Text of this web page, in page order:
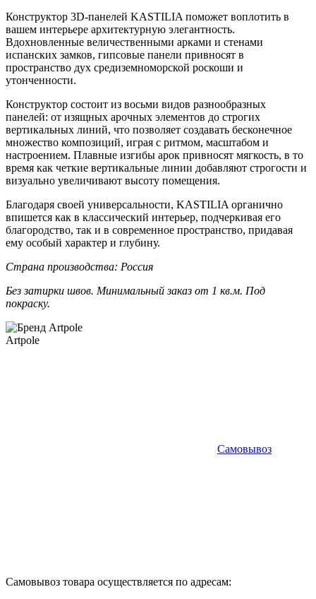
Конструктор 3D-панелей KASTILIA поможет воплотить в
вашем интерьере архитектурную элегантность.
Вдохновленные величественными арками и стенами
испанских замков, гипсовые панели привносят в
пространство дух средиземноморской роскоши и
утонченности.
Конструктор состоит из восьми видов разнообразных
панелей: от изящных арочных элементов до строгих
вертикальных линий, что позволяет создавать бесконечное
множество композиций, играя с ритмом, масштабом и
настроением. Плавные изгибы арок привносят мягкость, в то
время как четкие вертикальные линии добавляют строгости и
визуально увеличивают высоту помещения.
Благодаря своей универсальности, KASTILIA органично
впишется как в классический интерьер, подчеркивая его
благородство, так и в современное пространство, придавая
ему особый характер и глубину.
Страна производства: Россия
Без затирки швов. Минимальный заказ от 1 кв.м. Под
покраску.
Artpole
Самовывоз
Самовывоз товара осуществляется по адресам: